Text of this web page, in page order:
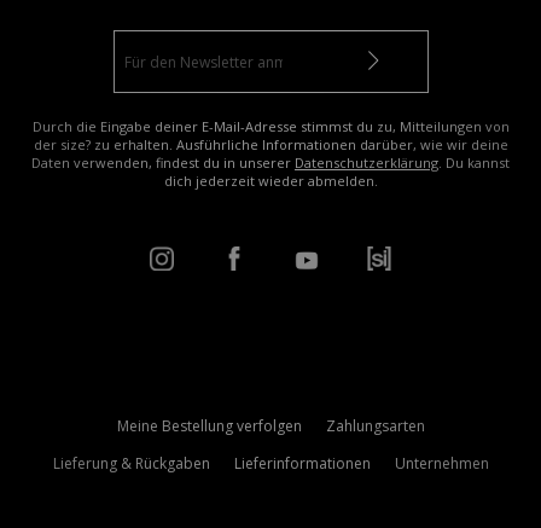
Durch die Eingabe deiner E-Mail-Adresse stimmst du zu, Mitteilungen von
der size? zu erhalten. Ausführliche Informationen darüber, wie wir deine
Daten verwenden, findest du in unserer Datenschutzerklärung. Du kannst
dich jederzeit wieder abmelden.
Meine Bestellung verfolgen
Zahlungsarten
Lieferung & Rückgaben
Lieferinformationen Unternehmen